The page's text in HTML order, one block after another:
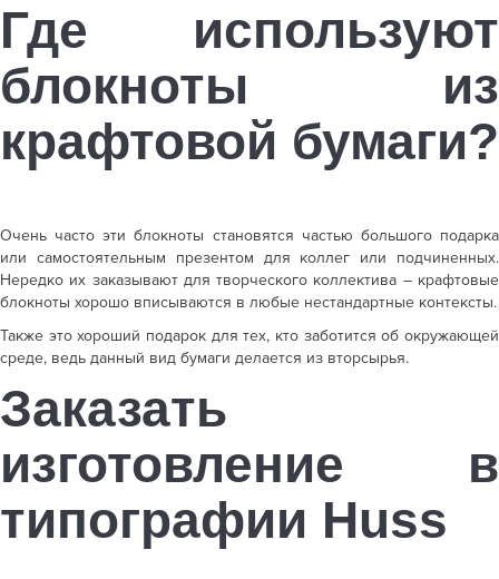
Где используют
блокноты из
крафтовой бумаги?
Очень часто эти блокноты становятся частью большого подарка
или самостоятельным презентом для коллег или подчиненных.
Нередко их заказывают для творческого коллектива – крафтовые
блокноты хорошо вписываются в любые нестандартные контексты.
Также это хороший подарок для тех, кто заботится об окружающей
среде, ведь данный вид бумаги делается из вторсырья.
Заказать
изготовление в
типографии Huss